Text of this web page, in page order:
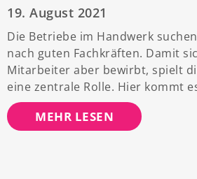
19. August 2021
Die Betriebe im Handwerk
nach guten Fachkräften. Damit
Mitarbeiter aber bewirbt, spielt
eine zentrale Rolle. Hier kommt
MEHR LESEN